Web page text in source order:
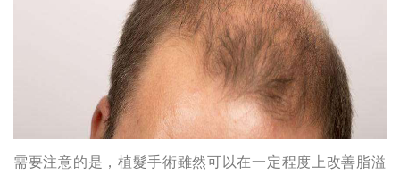
需要注意的是，植髮手術雖然可以在一定程度上改善脂溢